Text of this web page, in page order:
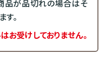
品が品切れの場合はそ
。
受けしておりません。